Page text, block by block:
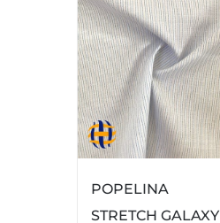
POPELINA
STRETCH GALAXY